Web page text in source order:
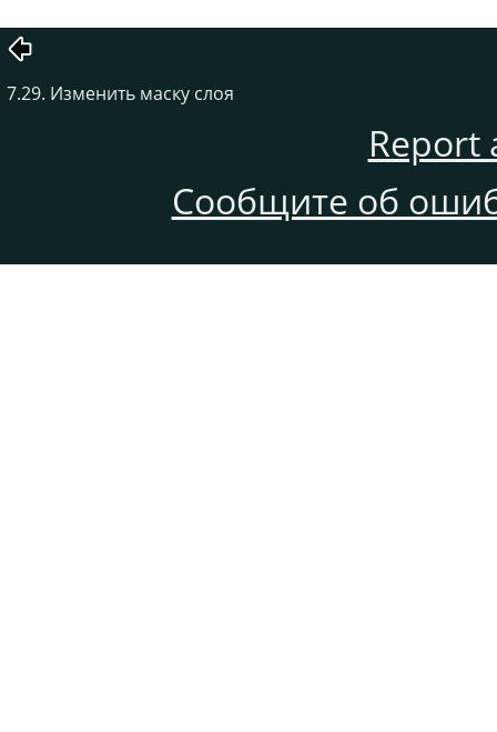
7.29. Изменить маску слоя
Report
Сообщите об